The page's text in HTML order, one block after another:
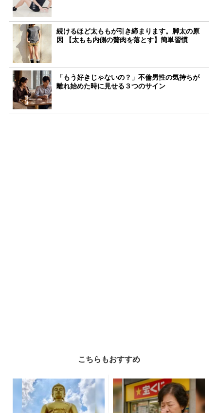
続けるほど太ももが引き締まります。脚太の原
因 【太もも内側の贅肉を落とす】簡単習慣
「もう好きじゃないの？」不倫男性の気持ちが
離れ始めた時に見せる３つのサイン
こちらもおすすめ